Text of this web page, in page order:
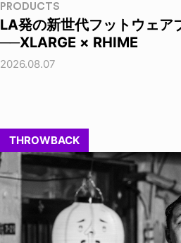
PRODUCTS
LA発の新世代フットウェア
──XLARGE × RHIME
2026.08.07
THROWBACK